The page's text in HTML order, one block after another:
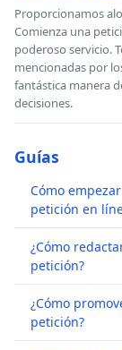
Proporcionamos
Comienza una
poderoso servicio.
mencionadas por
fantástica manera
decisiones.
Guías
Cómo
petición en
¿Cómo
petición?
¿Cómo
petición?